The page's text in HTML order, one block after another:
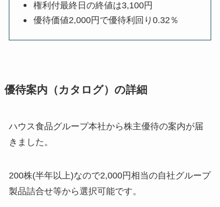
権利付最終日の終値は3,100円
優待価値2,000円で優待利回り0.32％
優待案内（カタログ）の詳細
ハウス食品グループ本社から株主優待の案内が届
きました。
200株(半年以上)なので2,000円相当の自社グループ
製品詰合せ等から選択可能です。